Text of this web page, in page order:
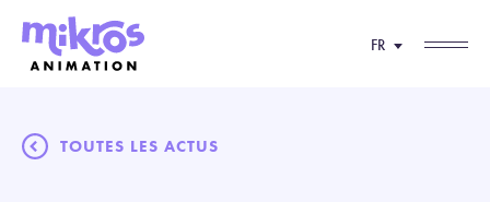
FR
TOUTES LES ACTUS